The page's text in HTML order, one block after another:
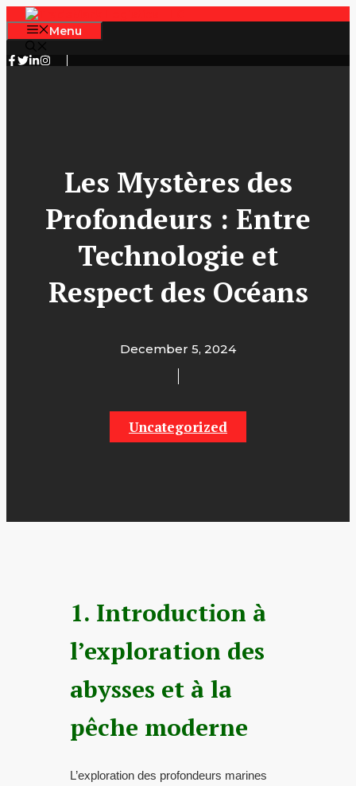
Skip
to
content
Menu
Les Mystères des
Profondeurs : Entre
Technologie et
Respect des Océans
December 5, 2024
Uncategorized
1. Introduction à
l’exploration des
abysses et à la
pêche moderne
L’exploration des profondeurs marines